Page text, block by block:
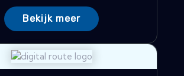
Bekijk meer